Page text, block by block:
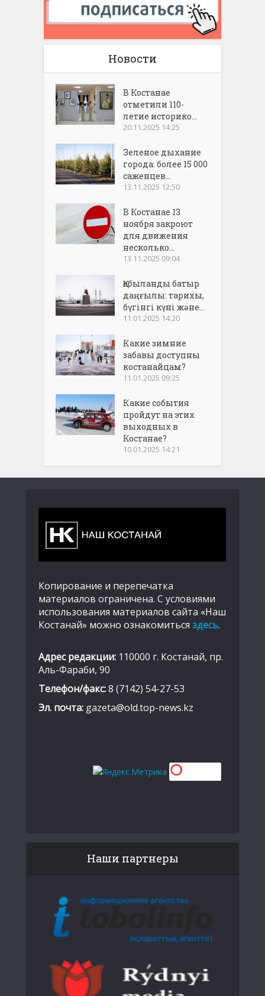
Новости
В Костанае
отметили 110-
летие историко...
20.11.2025 14:25
Зеленое дыхание
города: более 15 000
саженцев...
13.11.2025 12:50
В Костанае 13
ноября закроют
для движения
несколько...
13.11.2025 09:04
Қобыланды батыр
даңғылы: тарихы,
бүгінгі күні және...
11.01.2025 14:20
Какие зимние
забавы доступны
костанайцам?
11.01.2025 09:25
Какие события
пройдут на этих
выходных в
Костанае?
10.01.2025 14:21
Копирование и перепечатка
материалов ограничена. С условиями
использования материалов сайта «Наш
Костанай» можно ознакомиться здесь.
Адрес редакции: 110000 г. Костанай, пр.
Аль-Фараби, 90
Телефон/факс:8 (7142) 54-27-53
Эл. почта: gazeta@old.top-news.kz
Наши партнеры